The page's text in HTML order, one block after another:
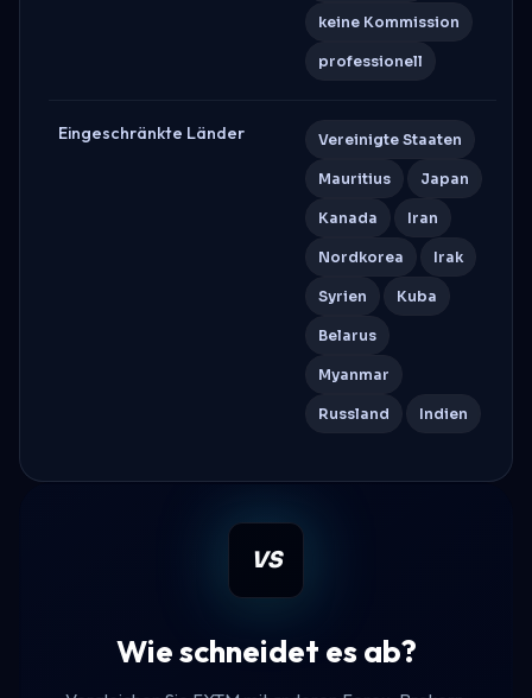
keine Kommission
professionell
Eingeschränkte Länder Vereinigte Staaten
Mauritius Japan
Kanada Iran
Nordkorea Irak
Syrien Kuba
Belarus
Myanmar
Russland Indien
VS
Wie schneidet es ab?